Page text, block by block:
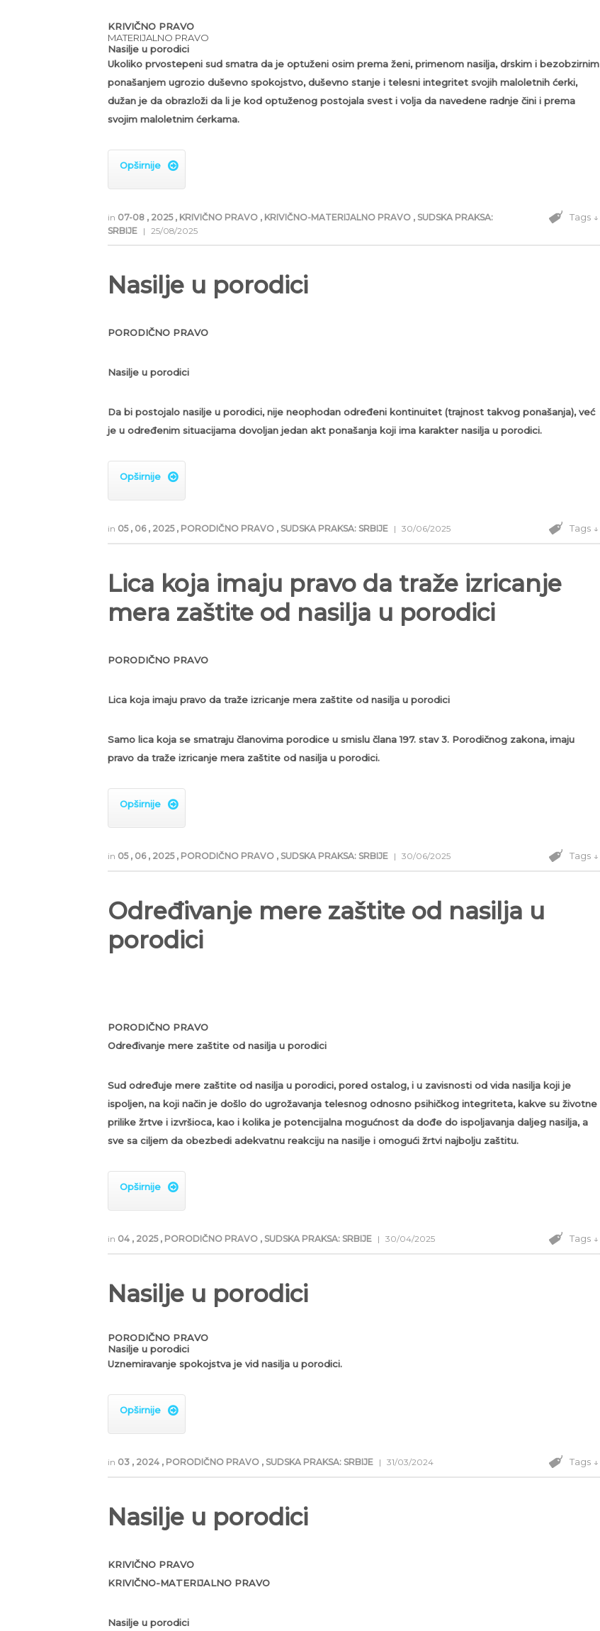
KRIVIČNO PRAVO
MATERIJALNO PRAVO
Nasilje u porodici
Ukoliko prvostepeni sud smatra da je optuženi osim prema ženi, primenom nasilja, drskim i bezobzirnim
ponašanjem ugrozio duševno spokojstvo, duševno stanje i telesni integritet svojih maloletnih ćerki,
dužan je da obrazloži da li je kod optuženog postojala svest i volja da navedene radnje čini i prema
svojim maloletnim ćerkama.
Opširnije 
in 07-08 , 2025 , KRIVIČNO PRAVO , KRIVIČNO-MATERIJALNO PRAVO , SUDSKA PRAKSA:
SRBIJE | 25/08/2025
Tags ↓
Nasilje u porodici
PORODIČNO PRAVO
Nasilje u porodici
Da bi postojalo nasilje u porodici, nije neophodan određeni kontinuitet (trajnost takvog ponašanja), već
je u određenim situacijama dovoljan jedan akt ponašanja koji ima karakter nasilja u porodici.
Opširnije 
in 05 , 06 , 2025 , PORODIČNO PRAVO , SUDSKA PRAKSA: SRBIJE | 30/06/2025 Tags ↓
Lica koja imaju pravo da traže izricanje
mera zaštite od nasilja u porodici
PORODIČNO PRAVO
Lica koja imaju pravo da traže izricanje mera zaštite od nasilja u porodici
Samo lica koja se smatraju članovima porodice u smislu člana 197. stav 3. Porodičnog zakona, imaju
pravo da traže izricanje mera zaštite od nasilja u porodici.
Opširnije 
in 05 , 06 , 2025 , PORODIČNO PRAVO , SUDSKA PRAKSA: SRBIJE | 30/06/2025 Tags ↓
Određivanje mere zaštite od nasilja u
porodici
PORODIČNO PRAVO
Određivanje mere zaštite od nasilja u porodici
Sud određuje mere zaštite od nasilja u porodici, pored ostalog, i u zavisnosti od vida nasilja koji je
ispoljen, na koji način je došlo do ugrožavanja telesnog odnosno psihičkog integriteta, kakve su životne
prilike žrtve i izvršioca, kao i kolika je potencijalna mogućnost da dođe do ispoljavanja daljeg nasilja, a
sve sa ciljem da obezbedi adekvatnu reakciju na nasilje i omogući žrtvi najbolju zaštitu.
Opširnije 
in 04 , 2025 , PORODIČNO PRAVO , SUDSKA PRAKSA: SRBIJE | 30/04/2025 Tags ↓
Nasilje u porodici
PORODIČNO PRAVO
Nasilje u porodici
Uznemiravanje spokojstva je vid nasilja u porodici.
Opširnije 
in 03 , 2024 , PORODIČNO PRAVO , SUDSKA PRAKSA: SRBIJE | 31/03/2024 Tags ↓
Nasilje u porodici
KRIVIČNO PRAVO
KRIVIČNO-MATERIJALNO PRAVO
Nasilje u porodici